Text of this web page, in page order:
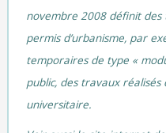
novembre 2008 définit
permis d’urbanisme, par
temporaires de type «
public, des travaux réalisés
universitaire.